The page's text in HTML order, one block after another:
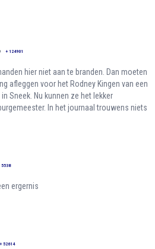
+ 124901
hier niet aan te branden. Dan moeten
afleggen voor het Rodney Kingen van een
Sneek. Nu kunnen ze het lekker
In het journaal trouwens niets
5538
ergernis
+ 52614